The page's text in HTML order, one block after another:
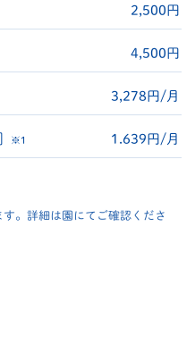
2,500円
4,500円
3,278円/月
※1 1.639円/月
。詳細は園にてご確認くださ